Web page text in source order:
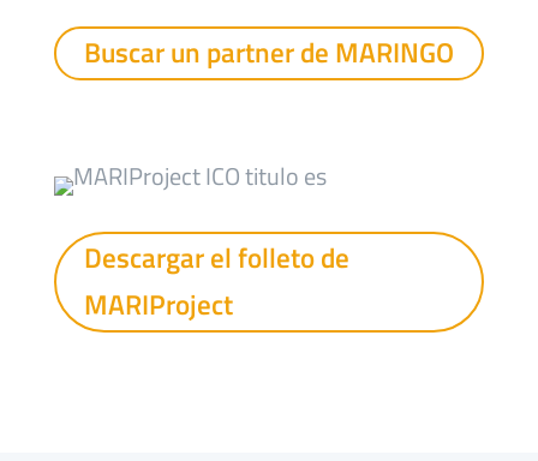
Buscar un partner de MARINGO
Descargar el folleto de
MARIProject